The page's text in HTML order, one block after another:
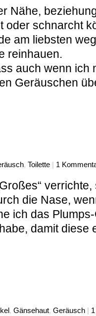
Nähe,
oder schnarcht
am liebsten
reinhauen.
auch wenn ich
Geräuschen
, Toilette | 1
die Nase,
ich das
damit diese
, Gänsehaut, Geräusch |